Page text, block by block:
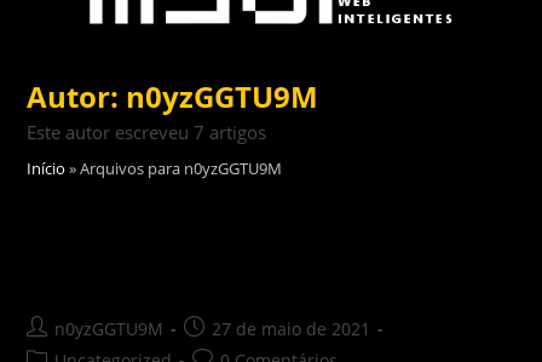
Autor: n0yzGGTU9M
Este autor escreveu 7 artigos
Início »Arquivos para n0yzGGTU9M
Post
author:
n0yzGGTU9M
Post
published:
27 de maio de 2021